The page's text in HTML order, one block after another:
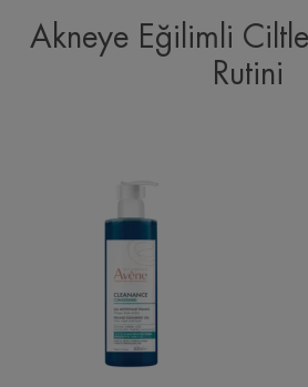
Akneye Eğilimli
Rutini
Laktik
Süksinik
Asit
İçeren
Arındırıcı,